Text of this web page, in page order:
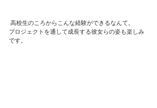
高校生のころからこんな経験ができるなんて。
プロジェクトを通して成長する彼女らの姿も楽しみ
です。